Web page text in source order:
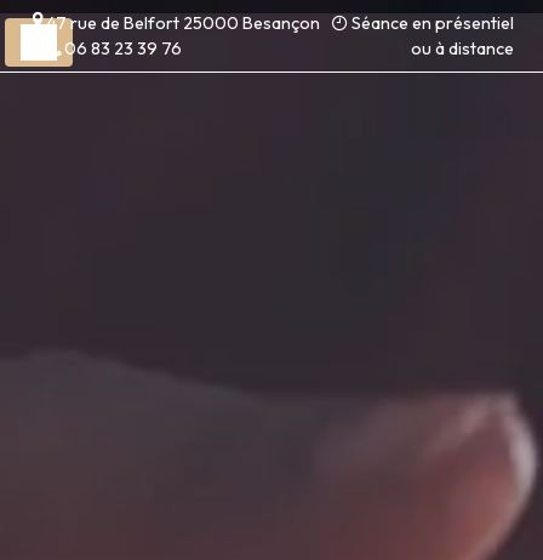
47 rue de Belfort 25000 Besançon
06 83 23 39 76
Séance en présentiel
ou à distance
Panneau de gestion des cookies